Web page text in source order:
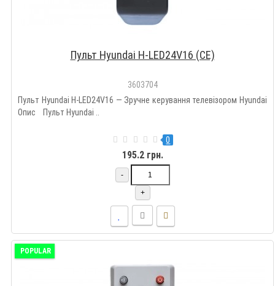
Пульт Hyundai H-LED24V16 (CE)
3603704
Пульт Hyundai H-LED24V16 — Зручне керування телевізором Hyundai
Опис Пульт Hyundai ..
0
195.2 грн.
-
+
POPULAR